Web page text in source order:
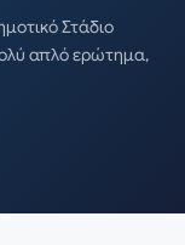
Στάδιο
απλό ερώτημα,